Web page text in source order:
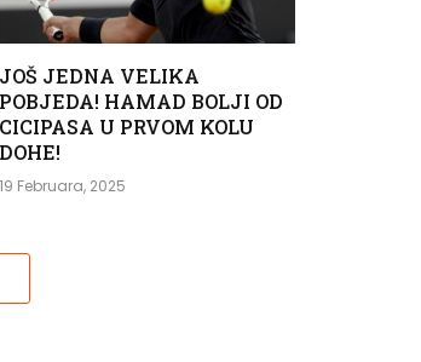
JOŠ JEDNA VELIKA
POBJEDA! HAMAD BOLJI OD
CICIPASA U PRVOM KOLU
DOHE!
19 Februara, 2025